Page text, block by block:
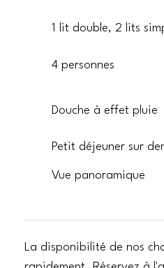
1 lit double, 2 lits
4 personnes
Douche à effet pluie
Petit déjeuner sur
Vue panoramique
La disponibilité de nos